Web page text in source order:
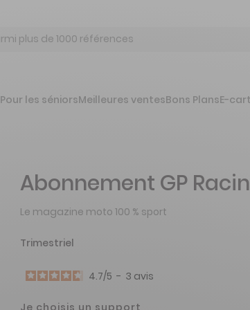
Pour les séniorsMeilleures ventesBons PlansE-
Abonnement GP
Le magazine moto 100 % sport
Trimestriel
4.7/5 - 3 avis
Je choisis un support